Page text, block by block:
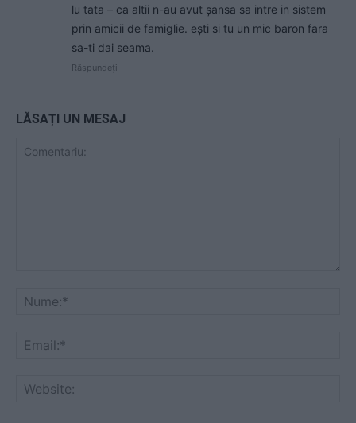
lu tata – ca altii n-au avut șansa sa intre in sistem
prin amicii de famiglie. ești si tu un mic baron fara
sa-ti dai seama.
Răspundeți
LĂSAȚI UN MESAJ